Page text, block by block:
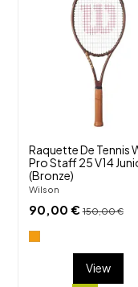
Raquette De Tennis
Pro Staff 25 V14
(Bronze)
Wilson
90,00 €150,00 €
View